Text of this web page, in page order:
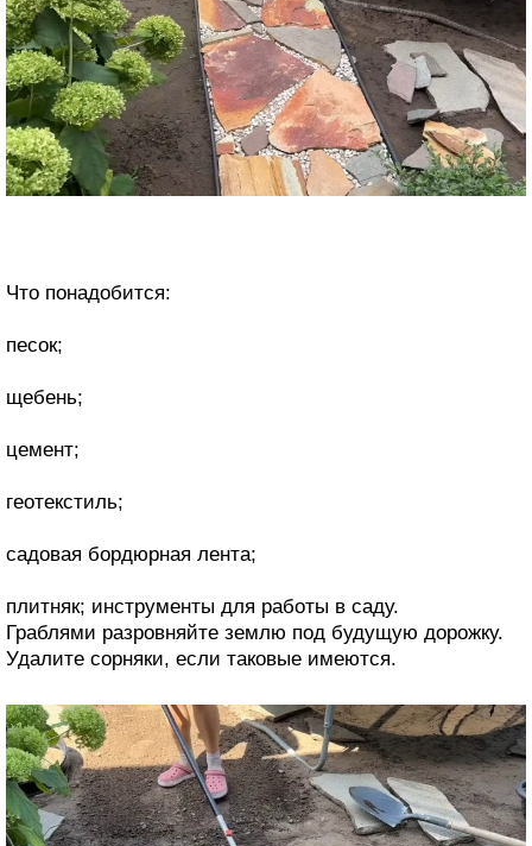
Что понадобится:
песок;
щебень;
цемент;
геотекстиль;
садовая бордюрная лента;
плитняк; инструменты для работы в саду.
Граблями разровняйте землю под будущую дорожку.
Удалите сорняки, если таковые имеются.